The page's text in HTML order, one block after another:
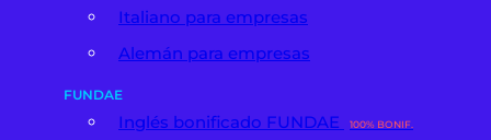
Italiano para empresas
Alemán para empresas
FUNDAE
Inglés bonificado FUNDAE 100% BONIF.